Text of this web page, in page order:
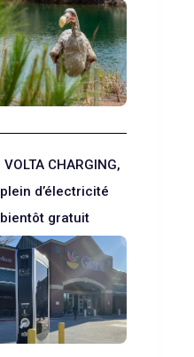
CHARGING,
d’électricité
bientôt gratuit